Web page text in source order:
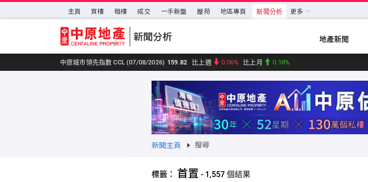
跳至主要內容
主頁 買樓 租樓 成交 一手新盤 屋苑 地區專頁 新聞分析 更多
地產新聞
中原城市領先指數 CCL (07/08/2026) 159.82 比上週 0.06% 比上月 0.18%
新聞主頁 搜尋
標籤： 首置 - 1,557 個結果